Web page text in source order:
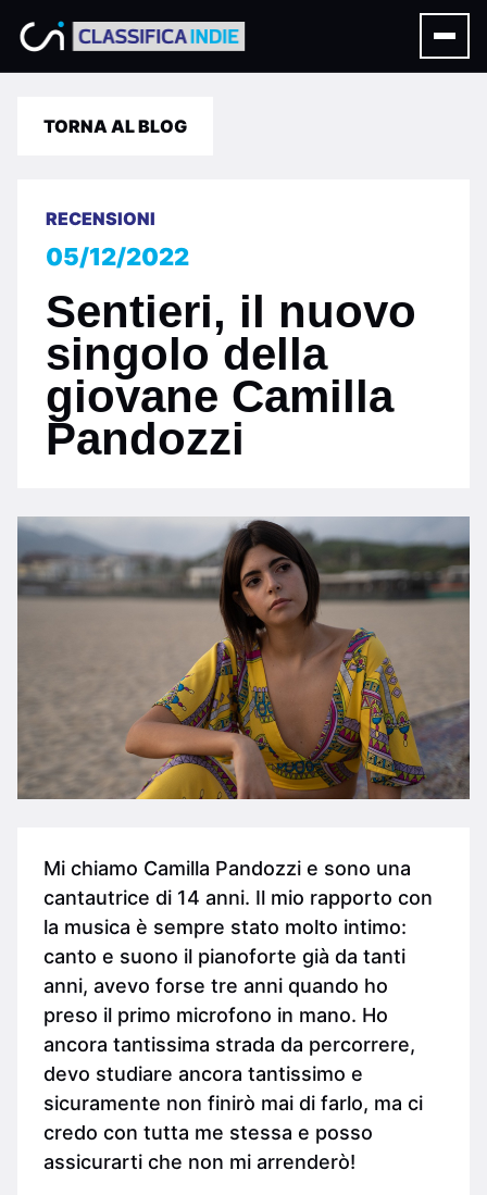
TORNA AL BLOG
RECENSIONI
05/12/2022
Sentieri, il nuovo
singolo della
giovane Camilla
Pandozzi
Mi chiamo Camilla Pandozzi e sono una
cantautrice di 14 anni. Il mio rapporto con
la musica è sempre stato molto intimo:
canto e suono il pianoforte già da tanti
anni, avevo forse tre anni quando ho
preso il primo microfono in mano. Ho
ancora tantissima strada da percorrere,
devo studiare ancora tantissimo e
sicuramente non finirò mai di farlo, ma ci
credo con tutta me stessa e posso
assicurarti che non mi arrenderò!